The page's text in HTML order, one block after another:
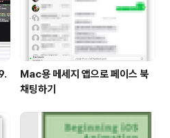
Mac용 메세지 앱으로 페이스 북
채팅하기